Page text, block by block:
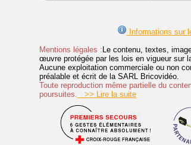
Informations sur
Mentions légales :Le contenu, textes,
œuvre protégée par les lois en vigueur sur
Aucune exploitation commerciale ou non
préalable et écrit de la SARL Bricovidéo.
Toute reproduction même partielle du
poursuites.
>> Lire la suite